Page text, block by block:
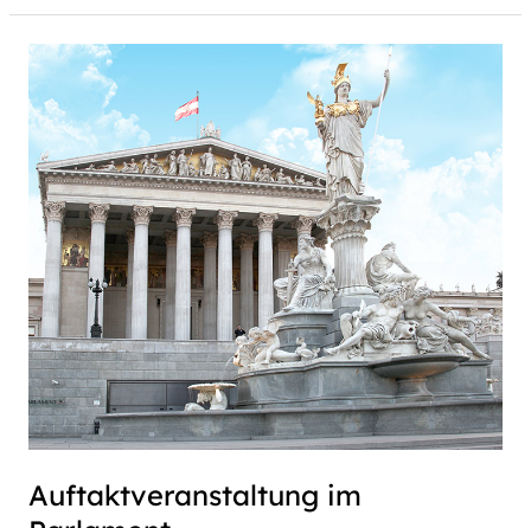
Auftaktveranstaltung im
Auftaktveranstaltung
im
Parlament